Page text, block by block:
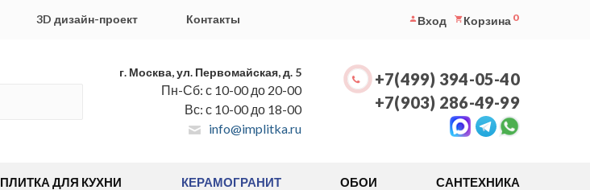
3D дизайн-проект Контакты Вход Корзина 0
г. Москва, ул. Первомайская, д. 5
Пн-Сб: с 10-00 до 20-00
Вс: с 10-00 до 18-00
info@implitka.ru
+7(499) 394-05-40
+7(903) 286-49-99
ПЛИТКА ДЛЯ КУХНИ КЕРАМОГРАНИТ ОБОИ САНТЕХНИКА